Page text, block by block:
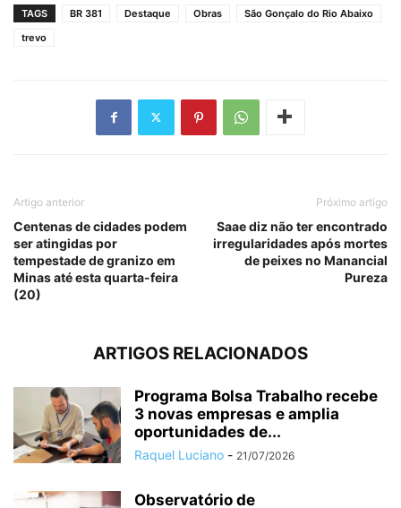
TAGS BR 381 Destaque Obras
São Gonçalo do Rio Abaixo
trevo
Artigo anterior
Centenas de cidades podem
ser atingidas por
tempestade de granizo em
Minas até esta quarta-feira
(20)
Próximo artigo
Saae diz não ter encontrado
irregularidades após mortes
de peixes no Manancial
Pureza
ARTIGOS RELACIONADOS
Programa Bolsa Trabalho recebe
3 novas empresas e amplia
oportunidades de...
Raquel Luciano - 21/07/2026
Observatório de